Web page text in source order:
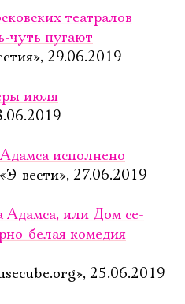
театралов
чуть пугают
29.06.2019
июля
исполнено
вести», 27.06.2019
Адам­са, или Дом се­
белая комедия
25.06.2019